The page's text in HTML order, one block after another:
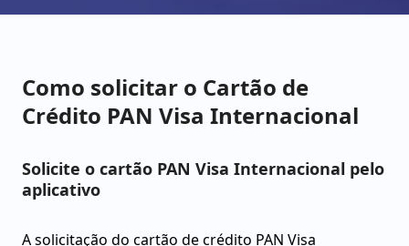
Como solicitar o Cartão de
Crédito PAN Visa Internacional
Solicite o cartão PAN Visa Internacional pelo
aplicativo
A solicitação do cartão de crédito PAN Visa